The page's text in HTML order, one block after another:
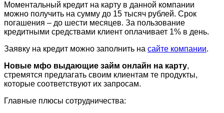
Моментальный кредит на карту в данной компании
можно получить на сумму до 15 тысяч рублей. Срок
погашения – до шести месяцев. За пользование
кредитными средствами клиент оплачивает 1% в день.
Заявку на кредит можно заполнить на сайте компании.
Новые мфо выдающие займ онлайн на карту,
стремятся предлагать своим клиентам те продукты,
которые соответствуют их запросам.
Главные плюсы сотрудничества: